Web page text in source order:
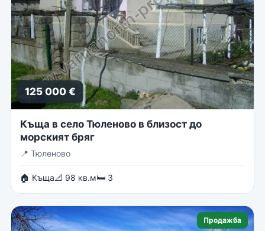
125 000 €
Къща в село Тюленово в близост до
морският бряг
📍 Тюленово
🏠 Къща📐 98 кв.м🛏 3
Продажба